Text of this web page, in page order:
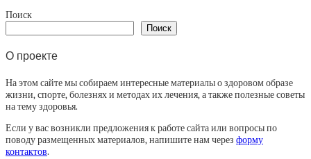
Поиск
Поиск
О проекте
На этом сайте мы собираем интересные материалы о здоровом образе
жизни, спорте, болезнях и методах их лечения, а также полезные советы
на тему здоровья.
Если у вас возникли предложения к работе сайта или вопросы по
поводу размещенных материалов, напишите нам через форму
контактов.